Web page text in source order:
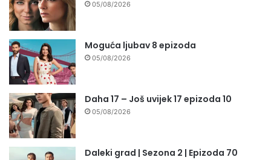
05/08/2026
Moguća ljubav 8 epizoda
05/08/2026
Daha 17 – Još uvijek 17 epizoda 10
05/08/2026
Daleki grad | Sezona 2 | Epizoda 70